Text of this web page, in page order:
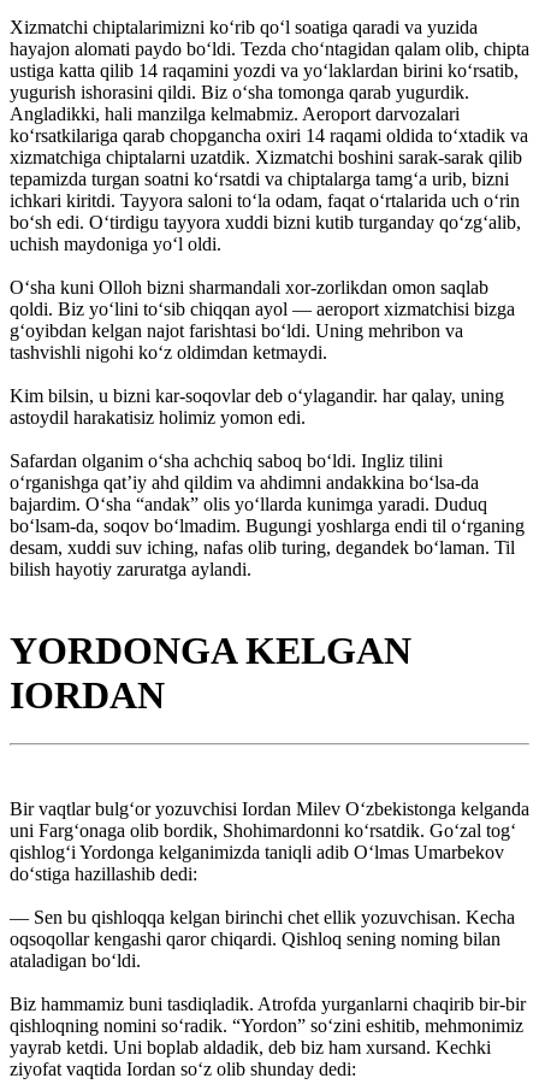
Xizmatchi chiptalarimizni ko‘rib qo‘l soatiga qaradi va yuzida
hayajon alomati paydo bo‘ldi. Tezda cho‘ntagidan qalam olib, chipta
ustiga katta qilib 14 raqamini yozdi va yo‘laklardan birini ko‘rsatib,
yugurish ishorasini qildi. Biz o‘sha tomonga qarab yugurdik.
Angladikki, hali manzilga kelmabmiz. Aeroport darvozalari
ko‘rsatkilariga qarab chopgancha oxiri 14 raqami oldida to‘xtadik va
xizmatchiga chiptalarni uzatdik. Xizmatchi boshini sarak-sarak qilib
tepamizda turgan soatni ko‘rsatdi va chiptalarga tamg‘a urib, bizni
ichkari kiritdi. Tayyora saloni to‘la odam, faqat o‘rtalarida uch o‘rin
bo‘sh edi. O‘tirdigu tayyora xuddi bizni kutib turganday qo‘zg‘alib,
uchish maydoniga yo‘l oldi.
O‘sha kuni Olloh bizni sharmandali xor-zorlikdan omon saqlab
qoldi. Biz yo‘lini to‘sib chiqqan ayol — aeroport xizmatchisi bizga
g‘oyibdan kelgan najot farishtasi bo‘ldi. Uning mehribon va
tashvishli nigohi ko‘z oldimdan ketmaydi.
Kim bilsin, u bizni kar-soqovlar deb o‘ylagandir. har qalay, uning
astoydil harakatisiz holimiz yomon edi.
Safardan olganim o‘sha achchiq saboq bo‘ldi. Ingliz tilini
o‘rganishga qat’iy ahd qildim va ahdimni andakkina bo‘lsa-da
bajardim. O‘sha “andak” olis yo‘llarda kunimga yaradi. Duduq
bo‘lsam-da, soqov bo‘lmadim. Bugungi yoshlarga endi til o‘rganing
desam, xuddi suv iching, nafas olib turing, degandek bo‘laman. Til
bilish hayotiy zaruratga aylandi.
YORDONGA KELGAN
IORDAN
Bir vaqtlar bulg‘or yozuvchisi Iordan Milev O‘zbekistonga kelganda
uni Farg‘onaga olib bordik, Shohimardonni ko‘rsatdik. Go‘zal tog‘
qishlog‘i Yordonga kelganimizda taniqli adib O‘lmas Umarbekov
do‘stiga hazillashib dedi:
— Sen bu qishloqqa kelgan birinchi chet ellik yozuvchisan. Kecha
oqsoqollar kengashi qaror chiqardi. Qishloq sening noming bilan
ataladigan bo‘ldi.
Biz hammamiz buni tasdiqladik. Atrofda yurganlarni chaqirib bir-bir
qishloqning nomini so‘radik. “Yordon” so‘zini eshitib, mehmonimiz
yayrab ketdi. Uni boplab aldadik, deb biz ham xursand. Kechki
ziyofat vaqtida Iordan so‘z olib shunday dedi: